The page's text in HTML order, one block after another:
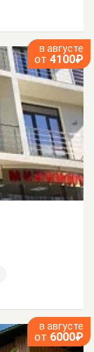
в августе
от 4100₽
в августе
от 6000₽